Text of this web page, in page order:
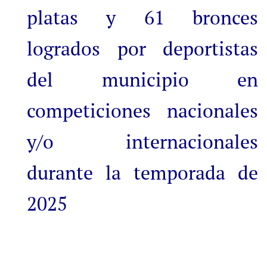
platas y 61 bronces
logrados por deportistas
del municipio en
competiciones nacionales
y/o internacionales
durante la temporada de
2025